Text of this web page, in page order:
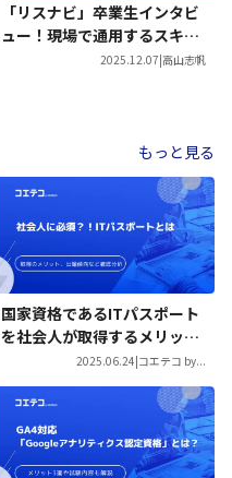
「リスナビ」卒業生インタビ
ュー！現場で通用するスキル
を実践型カリキュラムで習
2025.12.07|高山志帆
もっと見る
国家資格であるITパスポート
を社会人が取得するメリット
2025.06.24|コエテコ by...